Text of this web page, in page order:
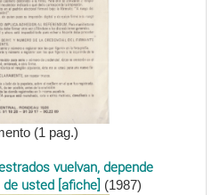
(1 pag.)
vuelvan, depende
usted [afiche] (1987)